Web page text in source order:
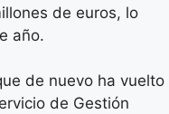
de euros, lo
año.
de nuevo ha vuelto
de Gestión